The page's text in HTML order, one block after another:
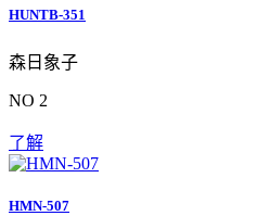
HUNTB-351
森日象子
NO 2
了解
HMN-507